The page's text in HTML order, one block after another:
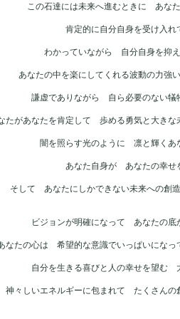
この石達には未来へ進むときに あな
肯定的に自分自身を受け入れ
わかっていながら 自分自身を抑
あなたの中を楽にしてくれる波動の力強
謙虚でありながら 自ら必要のない犠
たがあなたを肯定して 歩める勇気と大きな
闇を照らす光のように 凛と輝くあ
あなた自身が あなたの幸せ
そして あなたにしかできない未来への創
ビジョンが明確になって あなたの底
なたの心は 希望的な意識でいっぱいにな
自分を生きる喜びと人の幸せを望む
神々しいエネルギーに包まれて たくさんの